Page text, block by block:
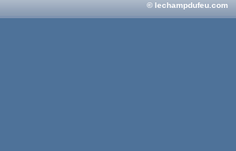
© lechampdufeu.com